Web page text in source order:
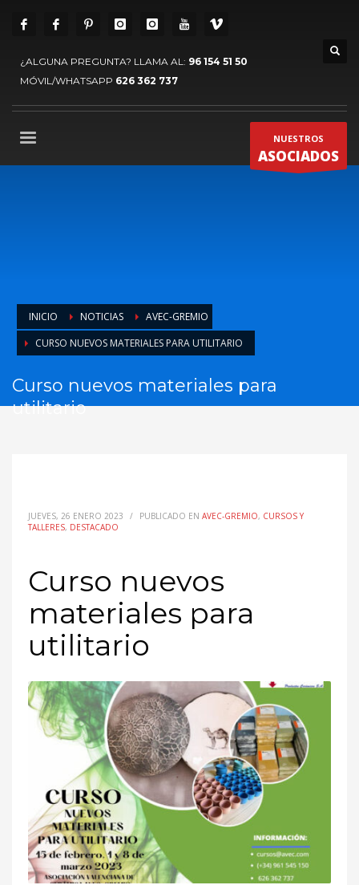
¿ALGUNA PREGUNTA? LLAMA AL: 96 154 51 50
MÓVIL/WHATSAPP 626 362 737
NUESTROS
ASOCIADOS
INICIO NOTICIAS
AVEC-GREMIO
CURSO NUEVOS MATERIALES PARA UTILITARIO
Curso nuevos materiales para
utilitario
JUEVES, 26 ENERO 2023 / PUBLICADO EN AVEC-GREMIO, CURSOS Y
TALLERES, DESTACADO
Curso nuevos
materiales para
utilitario